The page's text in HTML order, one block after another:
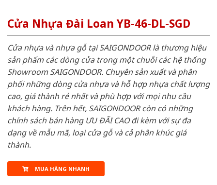
Cửa Nhựa Đài Loan YB-46-DL-SGD
Cửa nhựa và nhựa gỗ tại SAIGONDOOR là thương hiệu
sản phẩm các dòng cửa trong một chuỗi các hệ thống
Showroom SAIGONDOOR. Chuyên sản xuất và phân
phối những dòng cửa nhựa và hỗ hợp nhựa chất lượng
cao, giá thành rẻ nhất và phù hợp với mọi nhu cầu
khách hàng. Trên hết, SAIGONDOOR còn có những
chính sách bán hàng ƯU ĐÃI CAO đi kèm với sự đa
dạng về mẫu mã, loại cửa gỗ và cả phân khúc giá
thành.
MUA HÀNG NHANH